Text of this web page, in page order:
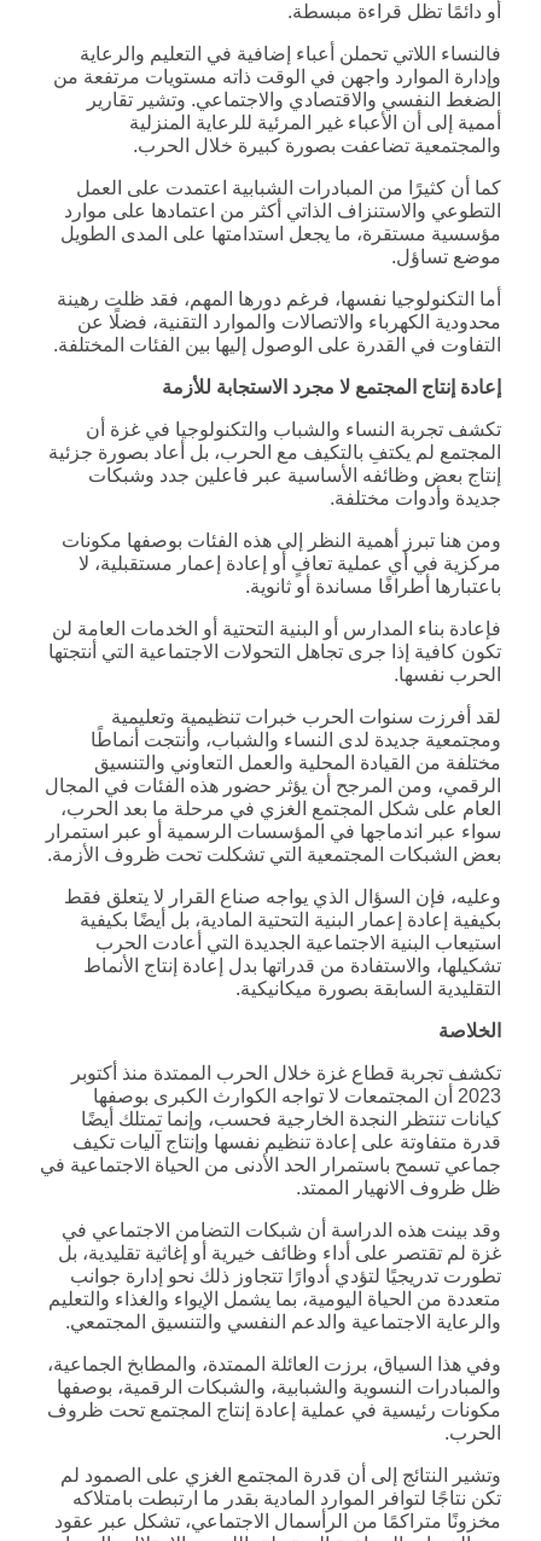
أو دائمًا تظل قراءة مبسطة.
فالنساء اللاتي تحملن أعباء إضافية في التعليم والرعاية
وإدارة الموارد واجهن في الوقت ذاته مستويات مرتفعة من
الضغط النفسي والاقتصادي والاجتماعي. وتشير تقارير
أممية إلى أن الأعباء غير المرئية للرعاية المنزلية
والمجتمعية تضاعفت بصورة كبيرة خلال الحرب.
كما أن كثيرًا من المبادرات الشبابية اعتمدت على العمل
التطوعي والاستنزاف الذاتي أكثر من اعتمادها على موارد
مؤسسية مستقرة، ما يجعل استدامتها على المدى الطويل
موضع تساؤل.
أما التكنولوجيا نفسها، فرغم دورها المهم، فقد ظلت رهينة
محدودية الكهرباء والاتصالات والموارد التقنية، فضلًا عن
التفاوت في القدرة على الوصول إليها بين الفئات المختلفة.
إعادة إنتاج المجتمع لا مجرد الاستجابة للأزمة
تكشف تجربة النساء والشباب والتكنولوجيا في غزة أن
المجتمع لم يكتفِ بالتكيف مع الحرب، بل أعاد بصورة جزئية
إنتاج بعض وظائفه الأساسية عبر فاعلين جدد وشبكات
جديدة وأدوات مختلفة.
ومن هنا تبرز أهمية النظر إلى هذه الفئات بوصفها مكونات
مركزية في أي عملية تعافٍ أو إعادة إعمار مستقبلية، لا
باعتبارها أطرافًا مساندة أو ثانوية.
فإعادة بناء المدارس أو البنية التحتية أو الخدمات العامة لن
تكون كافية إذا جرى تجاهل التحولات الاجتماعية التي أنتجتها
الحرب نفسها.
لقد أفرزت سنوات الحرب خبرات تنظيمية وتعليمية
ومجتمعية جديدة لدى النساء والشباب، وأنتجت أنماطًا
مختلفة من القيادة المحلية والعمل التعاوني والتنسيق
الرقمي، ومن المرجح أن يؤثر حضور هذه الفئات في المجال
العام على شكل المجتمع الغزي في مرحلة ما بعد الحرب،
سواء عبر اندماجها في المؤسسات الرسمية أو عبر استمرار
بعض الشبكات المجتمعية التي تشكلت تحت ظروف الأزمة.
وعليه، فإن السؤال الذي يواجه صناع القرار لا يتعلق فقط
بكيفية إعادة إعمار البنية التحتية المادية، بل أيضًا بكيفية
استيعاب البنية الاجتماعية الجديدة التي أعادت الحرب
تشكيلها، والاستفادة من قدراتها بدل إعادة إنتاج الأنماط
التقليدية السابقة بصورة ميكانيكية.
الخلاصة
تكشف تجربة قطاع غزة خلال الحرب الممتدة منذ أكتوبر
2023 أن المجتمعات لا تواجه الكوارث الكبرى بوصفها
كيانات تنتظر النجدة الخارجية فحسب، وإنما تمتلك أيضًا
قدرة متفاوتة على إعادة تنظيم نفسها وإنتاج آليات تكيف
جماعي تسمح باستمرار الحد الأدنى من الحياة الاجتماعية في
ظل ظروف الانهيار الممتد.
وقد بينت هذه الدراسة أن شبكات التضامن الاجتماعي في
غزة لم تقتصر على أداء وظائف خيرية أو إغاثية تقليدية، بل
تطورت تدريجيًا لتؤدي أدوارًا تتجاوز ذلك نحو إدارة جوانب
متعددة من الحياة اليومية، بما يشمل الإيواء والغذاء والتعليم
والرعاية الاجتماعية والدعم النفسي والتنسيق المجتمعي.
وفي هذا السياق، برزت العائلة الممتدة، والمطابخ الجماعية،
والمبادرات النسوية والشبابية، والشبكات الرقمية، بوصفها
مكونات رئيسية في عملية إعادة إنتاج المجتمع تحت ظروف
الحرب.
وتشير النتائج إلى أن قدرة المجتمع الغزي على الصمود لم
تكن نتاجًا لتوافر الموارد المادية بقدر ما ارتبطت بامتلاكه
مخزونًا متراكمًا من الرأسمال الاجتماعي، تشكل عبر عقود